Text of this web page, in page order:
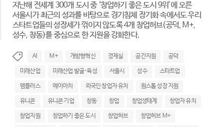
지난해 전세계 300개 도시 중 ‘창업하기 좋은 도시 9위’에 오른
서울시가 최근의 성과를 바탕으로 경기침체 장기화 속에서도 우리
스타트업들의 성장세가 꺾이지 않도록 4개 창업허브(공덕, M+,
성수, 창동)를 중심으로 한 지원을 강화한다.
AI M+ 개방형혁신 경제실 공간지원 공덕
미래산업 미래산업 발굴･육성 서울시 성수 스타트업
앰플러스 에이아치 외국인 창업자 유치 원스톱 성장 지원
유니콘 유니콘 기업 창동 창업 창업생태계 창업자 유치
창업지원 창업하기 좋은 도시 창업허브 창업허브 M+